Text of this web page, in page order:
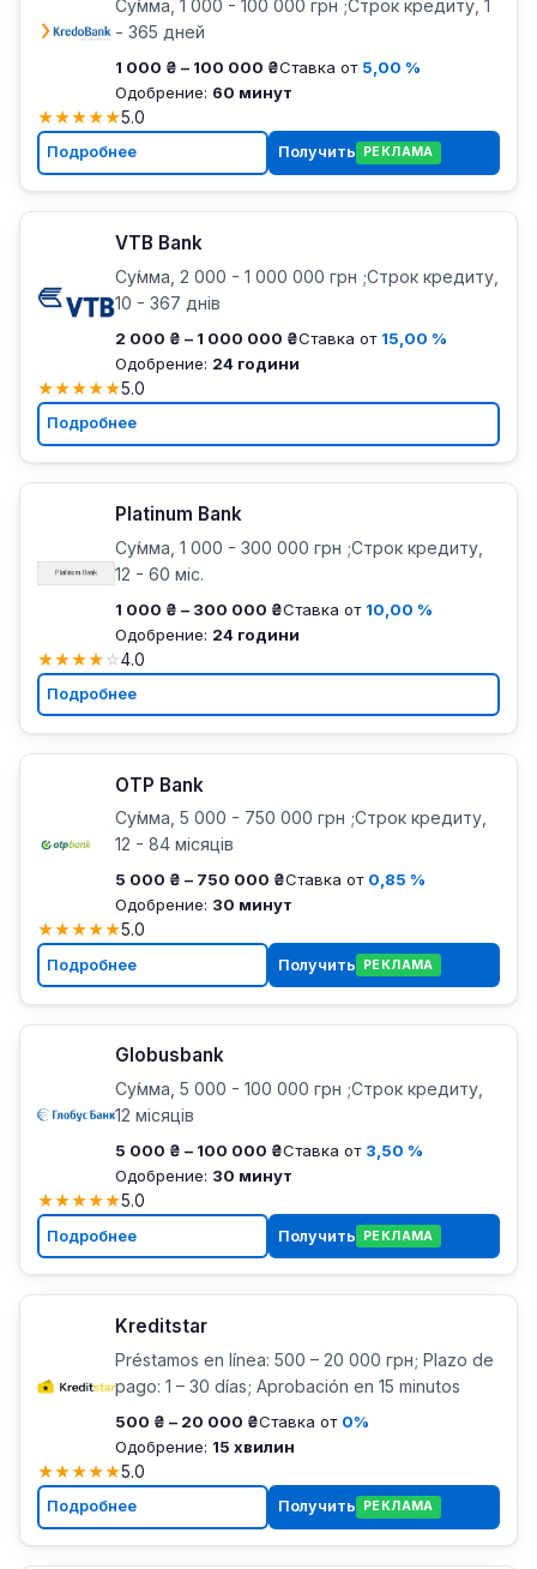
Су́мма, 1 000 - 100 000 грн ;Строк кредиту, 1
- 365 дней
1 000 ₴ – 100 000 ₴Ставка от 5,00 %
Одобрение: 60 минут
★★★★★5.0
Подробнее Получить РЕКЛАМА
VTB Bank
Су́мма, 2 000 - 1 000 000 грн ;Строк кредиту,
10 - 367 днів
2 000 ₴ – 1 000 000 ₴Ставка от 15,00 %
Одобрение: 24 години
★★★★★5.0
Подробнее
Platinum Bank
Су́мма, 1 000 - 300 000 грн ;Строк кредиту,
12 - 60 міс.
1 000 ₴ – 300 000 ₴Ставка от 10,00 %
Одобрение: 24 години
★★★★☆4.0
Подробнее
OTP Bank
Су́мма, 5 000 - 750 000 грн ;Строк кредиту,
12 - 84 місяців
5 000 ₴ – 750 000 ₴Ставка от 0,85 %
Одобрение: 30 минут
★★★★★5.0
Подробнее Получить РЕКЛАМА
Globusbank
Су́мма, 5 000 - 100 000 грн ;Строк кредиту,
12 місяців
5 000 ₴ – 100 000 ₴Ставка от 3,50 %
Одобрение: 30 минут
★★★★★5.0
Подробнее Получить РЕКЛАМА
Kreditstar
Préstamos en línea: 500 – 20 000 грн; Plazo de
pago: 1 – 30 días; Aprobación en 15 minutos
500 ₴ – 20 000 ₴Ставка от 0%
Одобрение: 15 хвилин
★★★★★5.0
Подробнее Получить РЕКЛАМА